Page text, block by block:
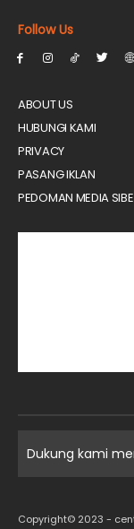
Follow Us
ABOUT US
HUBUNGI KAMI
PRIVACY
PASANG IKLAN
PEDOMAN MEDIA
Dukung kami
Copyright© 2023 -